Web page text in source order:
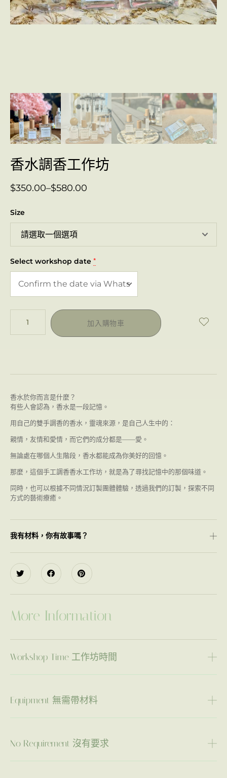
香水調香工作坊
$350.00–$580.00
Size
Select workshop date *
加入購物車
香水於你而言是什麼？
有些人會認為，香水是一段記憶。
用自己的雙手調香的香水，靈魂來源，是自己人生中的：
親情，友情和愛情，而它們的成分都是——愛。
無論處在哪個人生階段，香水都能成為你美好的回憶。
那麼，這個手工調香香水工作坊，就是為了尋找記憶中的那個味道。
同時，也可以根據不同情況訂製團體體驗，透過我們的訂製，探索不同
方式的藝術療癒。
我有材料，你有故事嗎？
More Information
Workshop Time 工作坊時間
Equipment 無需帶材料
No Requirement 沒有要求